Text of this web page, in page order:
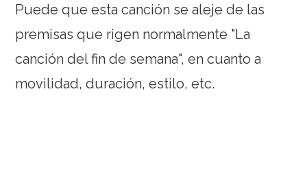
Puede que esta canción se aleje de las
premisas que rigen normalmente "La
canción del fin de semana", en cuanto a
movilidad, duración, estilo, etc.